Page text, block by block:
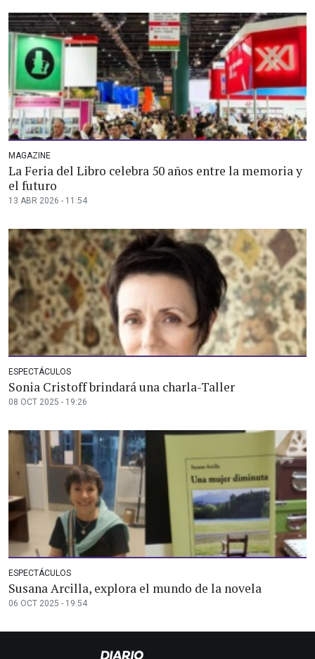
MAGAZINE
La Feria del Libro celebra 50 años entre la memoria y
el futuro
13 ABR 2026 - 11:54
ESPECTÁCULOS
Sonia Cristoff brindará una charla-Taller
08 OCT 2025 - 19:26
ESPECTÁCULOS
Susana Arcilla, explora el mundo de la novela
06 OCT 2025 - 19:54